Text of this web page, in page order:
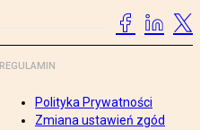
REGULAMIN
Polityka Prywatności
Zmiana ustawień zgód